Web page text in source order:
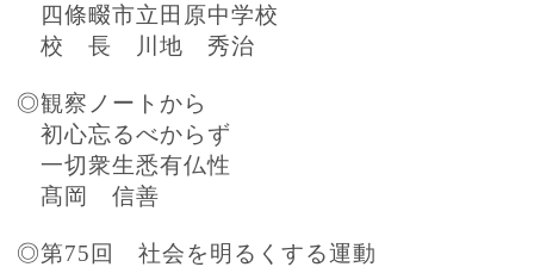
四條畷市立田原中学校
校 長 川地 秀治
◎観察ノートから
初心忘るべからず
一切衆生悉有仏性
髙岡 信善
◎第75回 社会を明るくする運動